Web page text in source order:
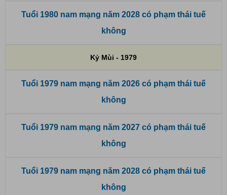
Tuổi 1980 nam mạng năm 2028 có phạm thái tuế
không
Kỷ Mùi - 1979
Tuổi 1979 nam mạng năm 2026 có phạm thái tuế
không
Tuổi 1979 nam mạng năm 2027 có phạm thái tuế
không
Tuổi 1979 nam mạng năm 2028 có phạm thái tuế
không